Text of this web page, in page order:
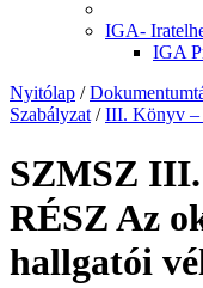
IGA-
IGA
Nyitólap /
Szabályzat / III. Könyv –
SZMSZ
RÉSZ Az
hallgatói